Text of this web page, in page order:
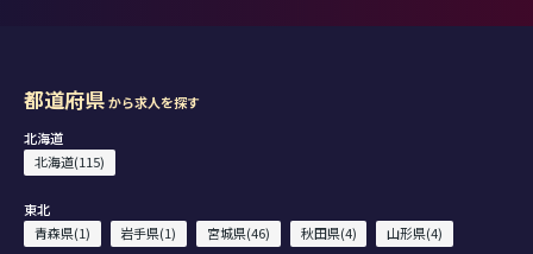
都道府県から求人を探す
北海道
北海道(115)
東北
青森県(1)
岩手県(1) 宮城県(46) 秋田県(4)
山形県(4)